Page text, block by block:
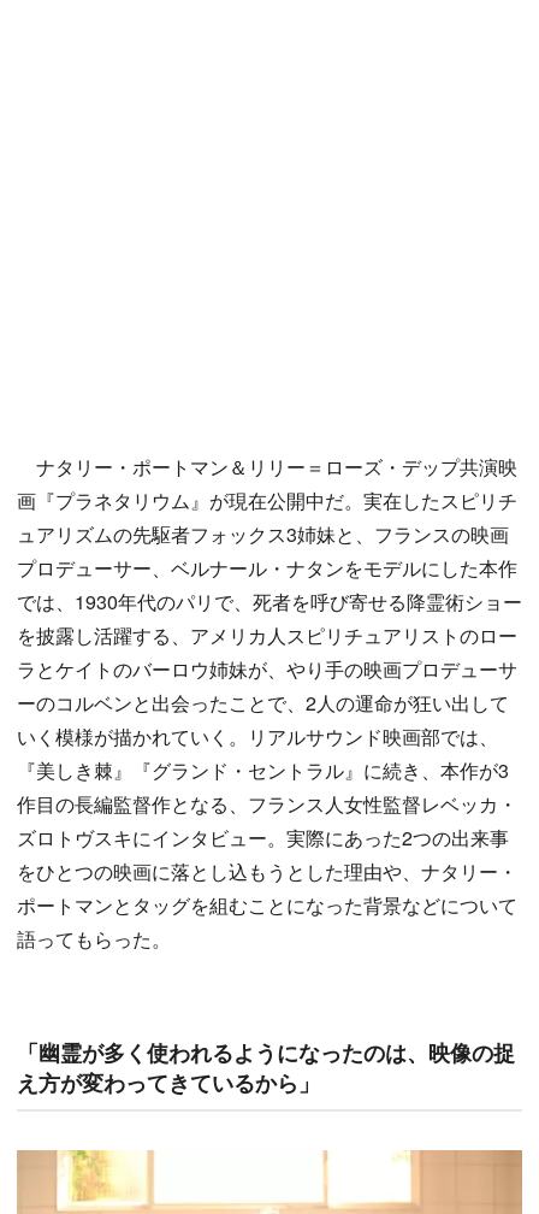
ナタリー・ポートマン＆リリー＝ローズ・デップ共演映
画『プラネタリウム』が現在公開中だ。実在したスピリチ
ュアリズムの先駆者フォックス3姉妹と、フランスの映画
プロデューサー、ベルナール・ナタンをモデルにした本作
では、1930年代のパリで、死者を呼び寄せる降霊術ショー
を披露し活躍する、アメリカ人スピリチュアリストのロー
ラとケイトのバーロウ姉妹が、やり手の映画プロデューサ
ーのコルベンと出会ったことで、2人の運命が狂い出して
いく模様が描かれていく。リアルサウンド映画部では、
『美しき棘』『グランド・セントラル』に続き、本作が3
作目の長編監督作となる、フランス人女性監督レベッカ・
ズロトヴスキにインタビュー。実際にあった2つの出来事
をひとつの映画に落とし込もうとした理由や、ナタリー・
ポートマンとタッグを組むことになった背景などについて
語ってもらった。
「幽霊が多く使われるようになったのは、映像の捉
え方が変わってきているから」